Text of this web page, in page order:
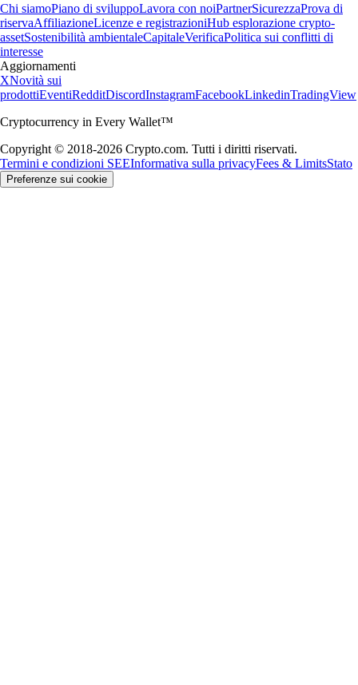
Chi siamoPiano di sviluppoLavora con noiPartnerSicurezzaProva di
riservaAffiliazioneLicenze e registrazioniHub esplorazione crypto-
assetSostenibilità ambientaleCapitaleVerificaPolitica sui conflitti di
interesse
Aggiornamenti
XNovità sui
prodottiEventiRedditDiscordInstagramFacebookLinkedinTradingView
Cryptocurrency in Every Wallet™
Copyright © 2018-2026 Crypto.com. Tutti i diritti riservati.
Termini e condizioni SEEInformativa sulla privacyFees & LimitsStato
Preferenze sui cookie